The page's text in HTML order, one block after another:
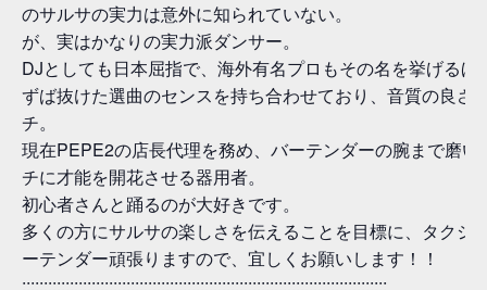
のサルサの実力は意外に知られていない。
が、実はかなりの実力派ダンサー。
DJとしても日本屈指で、海外有名プロもその名を挙げるほ
ずば抜けた選曲のセンスを持ち合わせており、音質の良さ
チ。
現在PEPE2の店長代理を務め、バーテンダーの腕まで磨い
チに才能を開花させる器用者。
初心者さんと踊るのが大好きです。
多くの方にサルサの楽しさを伝えることを目標に、タクシ
ーテンダー頑張りますので、宜しくお願いします！！